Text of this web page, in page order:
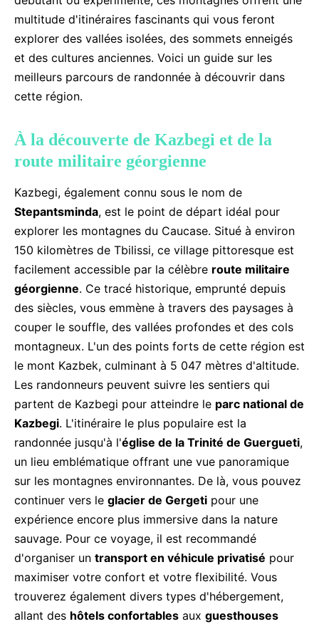
multitude d'itinéraires fascinants qui vous feront
explorer des vallées isolées, des sommets enneigés
et des cultures anciennes. Voici un guide sur les
meilleurs parcours de randonnée à découvrir dans
cette région.
À la découverte de Kazbegi et de la
route militaire géorgienne
Kazbegi, également connu sous le nom de
Stepantsminda, est le point de départ idéal pour
explorer les montagnes du Caucase. Situé à environ
150 kilomètres de Tbilissi, ce village pittoresque est
facilement accessible par la célèbre route militaire
géorgienne. Ce tracé historique, emprunté depuis
des siècles, vous emmène à travers des paysages à
couper le souffle, des vallées profondes et des cols
montagneux. L'un des points forts de cette région est
le mont Kazbek, culminant à 5 047 mètres d'altitude.
Les randonneurs peuvent suivre les sentiers qui
partent de Kazbegi pour atteindre le parc national de
Kazbegi. L'itinéraire le plus populaire est la
randonnée jusqu'à l'église de la Trinité de Guergueti,
un lieu emblématique offrant une vue panoramique
sur les montagnes environnantes. De là, vous pouvez
continuer vers le glacier de Gergeti pour une
expérience encore plus immersive dans la nature
sauvage. Pour ce voyage, il est recommandé
d'organiser un transport en véhicule privatisé pour
maximiser votre confort et votre flexibilité. Vous
trouverez également divers types d'hébergement,
allant des hôtels confortables aux guesthouses